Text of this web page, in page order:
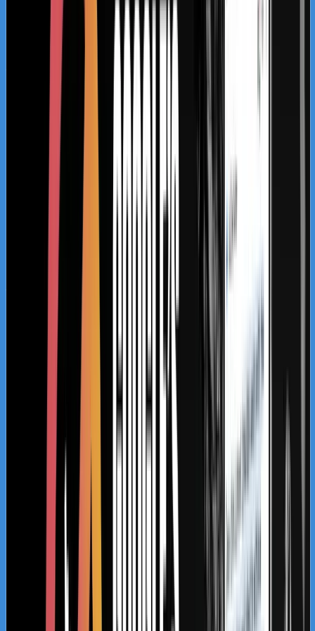
Optymalizacja wizytówki Google i pozycjonowanie
lokalne salonu Bling&Bliss
Szczegółowa optymalizacja wizytówki Google
Business Profile dla gabinetu piercingu i zabiegów
estetycznych z ukierunkowaniem na kluczowe frazy
Kosmetolog Rosanna
Profesjonalny profil Google i pozycjonowanie lokalne
salonu kosmetologicznego
Zbudowanie i optymalizacja wizytówki Google dla
gabinetu kosmetologicznego Rosanna. Pełne
wdrożenie wizytówki, spójność NAP oraz integracja z
profilami społecznościowymi i stroną www.
Dla jakich specjalizacji projektujemy
wysoce efektywne kampanie?
Kancelarie adwokackie i
radcowskie (B2C)
Skupiamy się na sprawach o najwyższym
ładunku emocjonalnym i finansowym dla
osób prywatnych: rozwodach, podziałach
majątku, sprawach spadkowych oraz
obronie w sprawach karnych. Budujemy
zaufanie poprzez precyzyjny content